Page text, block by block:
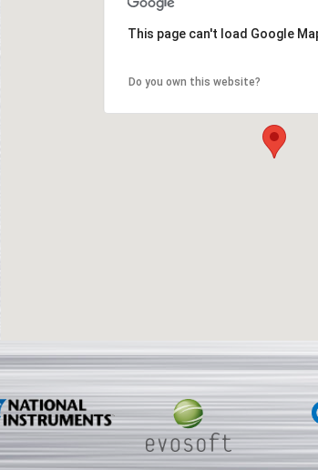
This page can't load Google
Do you own this website?